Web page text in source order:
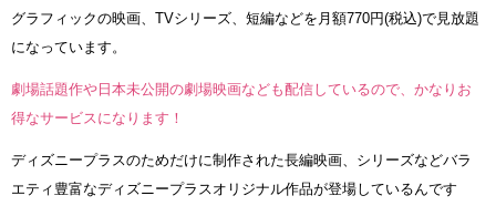
グラフィックの映画、TVシリーズ、短編などを月額770円(税込)で見放題
になっています。
劇場話題作や日本未公開の劇場映画なども配信しているので、かなりお
得なサービスになります！
ディズニープラスのためだけに制作された長編映画、シリーズなどバラ
エティ豊富なディズニープラスオリジナル作品が登場しているんです